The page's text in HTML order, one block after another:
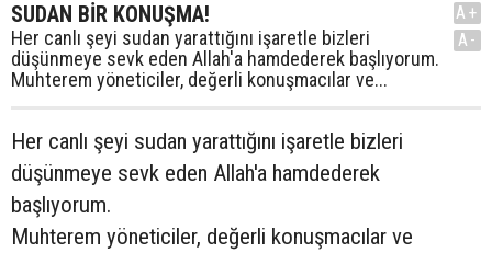
SUDAN BİR KONUŞMA!
Her canlı şeyi sudan yarattığını işaretle bizleri
düşünmeye sevk eden Allah'a hamdederek başlıyorum.
Muhterem yöneticiler, değerli konuşmacılar ve...
A+
A-
Her canlı şeyi sudan yarattığını işaretle bizleri
düşünmeye sevk eden Allah'a hamdederek
başlıyorum.
Muhterem yöneticiler, değerli konuşmacılar ve